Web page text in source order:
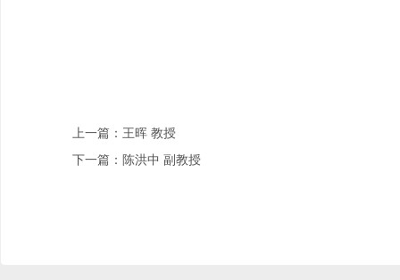
上一篇：王晖 教授
下一篇：陈洪中 副教授